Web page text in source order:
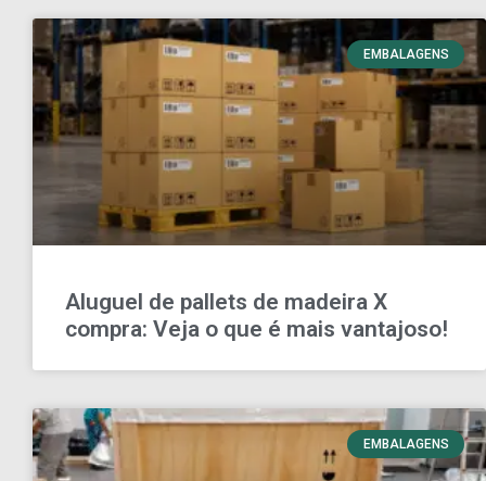
EMBALAGENS
Aluguel de pallets de madeira X
compra: Veja o que é mais vantajoso!
EMBALAGENS